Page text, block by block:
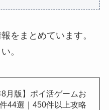
をまとめています。
。
8月版】ポイ活ゲームお
44選｜450件以上攻略